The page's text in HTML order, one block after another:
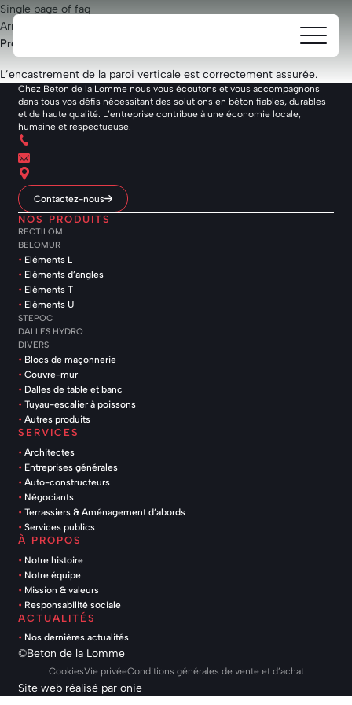
de
la
Lomme
Ouvrir/
menu
Single page of faq
Armatures
Présence de renforts de gousset et de contre-armatures.
L’encastrement de la paroi verticale est correctement assurée.
Chez Beton de la Lomme nous vous écoutons et vous accompagnons
dans tous vos défis nécessitant des solutions en béton fiables, durables
et de haute qualité. L’entreprise contribue à une économie locale,
humaine et respectueuse.
Contactez-nous
NOS PRODUITS
RECTILOM
BELOMUR
Eléments L
Eléments d’angles
Eléments T
Eléments U
STEPOC
DALLES HYDRO
DIVERS
Blocs de maçonnerie
Couvre-mur
Dalles de table et banc
Tuyau-escalier à poissons
Autres produits
SERVICES
Architectes
Entreprises générales
Auto-constructeurs
Négociants
Terrassiers & Aménagement d’abords
Services publics
À PROPOS
Notre histoire
Notre équipe
Mission & valeurs
Responsabilité sociale
ACTUALITÉS
Nos dernières actualités
©Beton de la Lomme
CookiesVie privéeConditions générales de vente et d’achat
Site web réalisé paronie